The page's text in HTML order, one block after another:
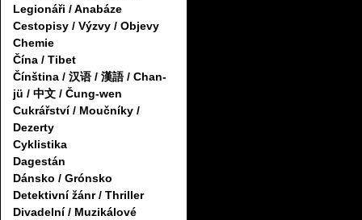
Legionáři / Anabáze
Cestopisy / Výzvy / Objevy
Chemie
Čína / Tibet
Čínština / 汉语 / 漢語 / Chan-
jü / 中文 / Čung-wen
Cukrářství / Moučníky /
Dezerty
Cyklistika
Dagestán
Dánsko / Grónsko
Detektivní žánr / Thriller
Divadelní / Muzikálové